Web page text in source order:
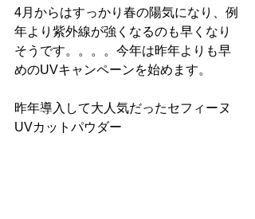
4月からはすっかり春の陽気になり、例
年より紫外線が強くなるのも早くなり
そうです。。。。今年は昨年よりも早
めのUVキャンペーンを始めます。
昨年導入して大人気だったセフィーヌ
UVカットパウダー